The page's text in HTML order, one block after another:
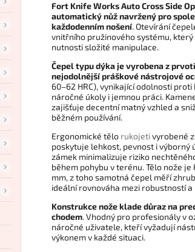
Fort Knife Works Auto Cross Side
automatický nůž navržený pro
každodenním nošení. Otevírání
vnitřního pružinového systému,
nutnosti složité manipulace.
Čepel typu dýka je vyrobena z
nejodolnější práškové nástrojové
60–62 HRC), vynikající odolnosti
náročné úkoly i jemnou práci.
zajišťuje decentní matný vzhled a
běžném používání.
Ergonomické tělo rukojetivyrobené
poskytuje lehkost, pevnost i výborný
zámek minimalizuje riziko
během pohybu v terénu. Tělo nože
mm, z toho samotná čepel měří
ideální rovnováha mezi robustností
Konstrukce nože klade důraz na
chodem. Vhodný pro profesionály v
náročné uživatele, kteří vyžadují
výkonem v každé situaci.